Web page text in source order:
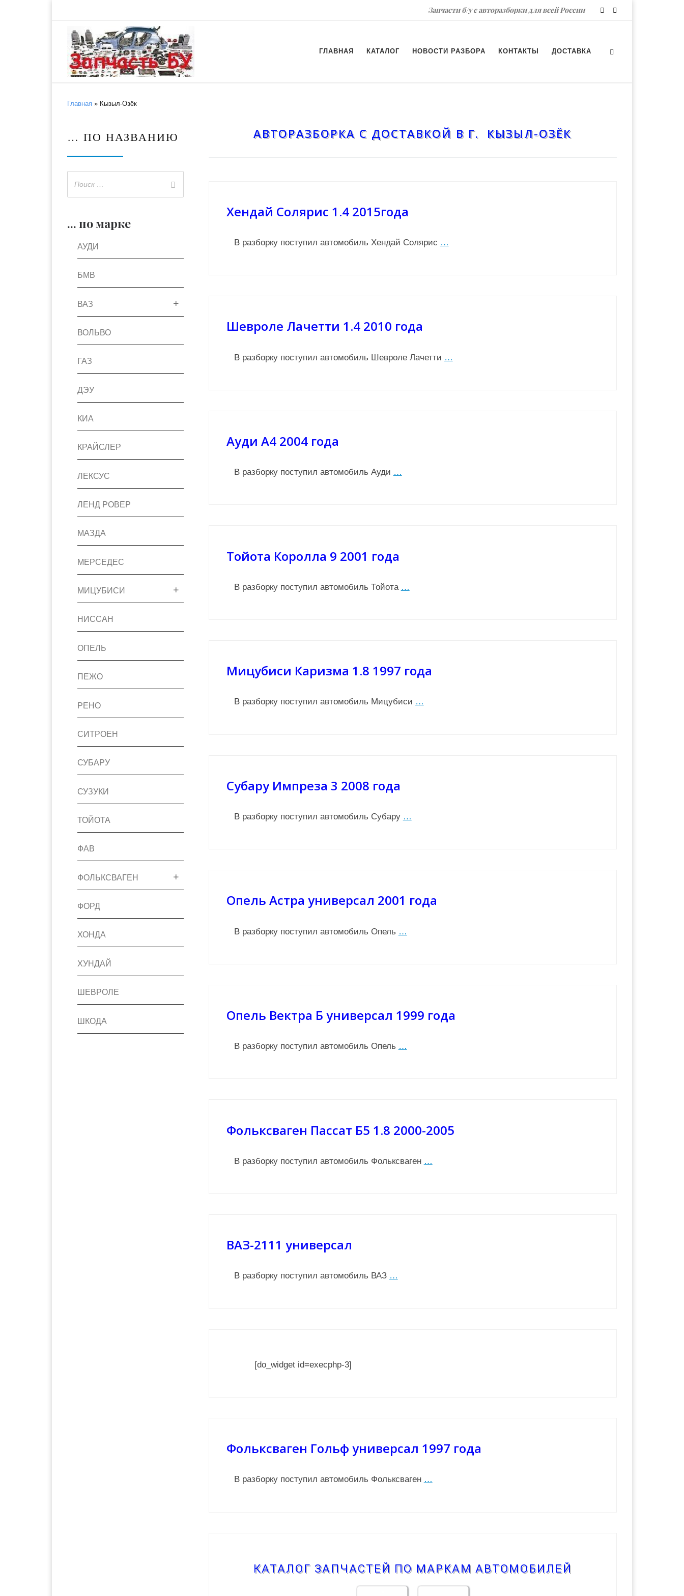
Запчасти б/у с авторазборки для всей России
ГЛАВНАЯ КАТАЛОГ НОВОСТИ РАЗБОРА КОНТАКТЫ ДОСТАВКА
Главная » Кызыл-Озёк
АВТОРАЗБОРКА С ДОСТАВКОЙ В Г. КЫЗЫЛ-ОЗЁК
Хендай Солярис 1.4 2015года
В разборку поступил автомобиль Хендай Солярис …
Шевроле Лачетти 1.4 2010 года
В разборку поступил автомобиль Шевроле Лачетти …
Ауди А4 2004 года
В разборку поступил автомобиль Ауди …
Тойота Королла 9 2001 года
В разборку поступил автомобиль Тойота …
Мицубиси Каризма 1.8 1997 года
В разборку поступил автомобиль Мицубиси …
Субару Импреза 3 2008 года
В разборку поступил автомобиль Субару …
Опель Астра универсал 2001 года
В разборку поступил автомобиль Опель …
Опель Вектра Б универсал 1999 года
В разборку поступил автомобиль Опель …
Фольксваген Пассат Б5 1.8 2000-2005
В разборку поступил автомобиль Фольксваген …
ВАЗ-2111 универсал
В разборку поступил автомобиль ВАЗ …
[do_widget id=execphp-3]
Фольксваген Гольф универсал 1997 года
В разборку поступил автомобиль Фольксваген …
КАТАЛОГ ЗАПЧАСТЕЙ ПО МАРКАМ АВТОМОБИЛЕЙ
… ПО НАЗВАНИЮ
... по марке
АУДИ
БМВ
ВАЗ
ВОЛЬВО
ГАЗ
ДЭУ
КИА
КРАЙСЛЕР
ЛЕКСУС
ЛЕНД РОВЕР
МАЗДА
МЕРСЕДЕС
МИЦУБИСИ
НИССАН
ОПЕЛЬ
ПЕЖО
РЕНО
СИТРОЕН
СУБАРУ
СУЗУКИ
ТОЙОТА
ФАВ
ФОЛЬКСВАГЕН
ФОРД
ХОНДА
ХУНДАЙ
ШЕВРОЛЕ
ШКОДА